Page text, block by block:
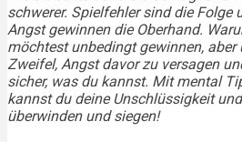
schwerer. Spielfehler sind die Folge
Angst gewinnen die Oberhand.
möchtest unbedingt gewinnen,
Zweifel, Angst davor zu versagen
sicher, was du kannst. Mit mental
kannst du deine Unschlüssigkeit
überwinden und siegen!